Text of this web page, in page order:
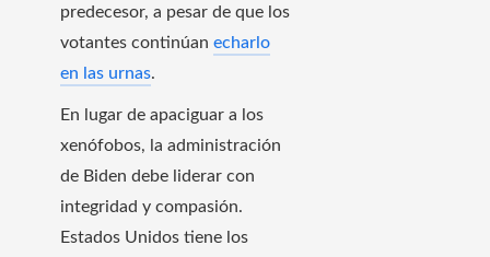
predecesor, a pesar de que los
votantes continúan echarlo
en las urnas.
En lugar de apaciguar a los
xenófobos, la administración
de Biden debe liderar con
integridad y compasión.
Estados Unidos tiene los